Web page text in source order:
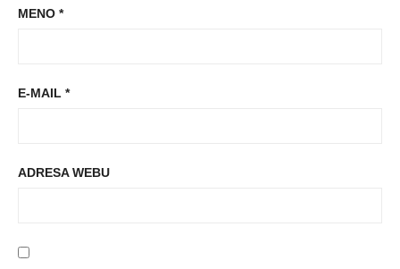
MENO *
E-MAIL *
ADRESA WEBU